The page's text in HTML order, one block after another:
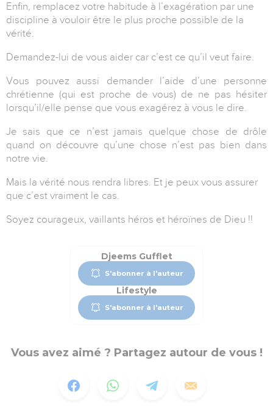
Enfin, remplacez votre habitude à l’exagération par une
discipline à vouloir être le plus proche possible de la
vérité.
Demandez-lui de vous aider car c’est ce qu’il veut faire.
Vous pouvez aussi demander l’aide d’une personne
chrétienne (qui est proche de vous) de ne pas hésiter
lorsqu’il/elle pense que vous exagérez à vous le dire.
Je sais que ce n’est jamais quelque chose de drôle
quand on découvre qu’une chose n’est pas bien dans
notre vie.
Mais la vérité nous rendra libres. Et je peux vous assurer
que c’est vraiment le cas.
Soyez courageux, vaillants héros et héroïnes de Dieu !!
Djeems Gufflet
S'abonner à l'auteur
Lifestyle
S'abonner à l'auteur
Vous avez aimé ? Partagez autour de vous !